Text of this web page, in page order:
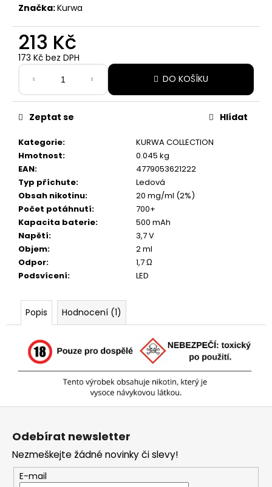
Značka:Kurwa
213 Kč
173 Kč bez DPH
cena:
DO KOŠÍKU
Kategorie:
KURWA COLLECTION
Hmotnost:
0.045 kg
EAN:
4779053621222
Typ příchute:
Ledová
Obsah nikotinu:
20 mg/ml (2%)
Počet potáhnutí:
700+
Kapacita baterie:
500 mAh
Napětí:
3,7 V
Objem:
2 ml
Odpor:
1,7 Ω
Podsvícení: LED
Zeptat se Hlídat
Popis Hodnocení (1)
o
r
u
č
e
PABLO
MINI
ICE
COLD
150
Kč
Odebírat newsletter
Nezmeškejte žádné novinky či slevy!
E-mail